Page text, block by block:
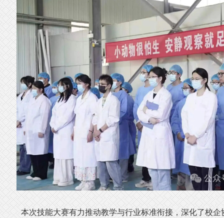
本次技能大赛有力推动教学与行业标准衔接，深化了校